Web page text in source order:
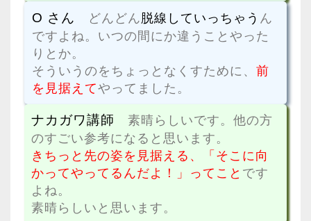
O さん どんどん脱線していっちゃう ん
ですよね。いつの間にか違うことやった
りとか。
そういうのをちょっとなくすために、 前
を見据えてやってました。
ナカガワ講師 素晴らしいです。他の方
のすごい参考になると思います。
きちっと先の姿を見据える、「そこに向
かってやってるんだよ！」ってこと です
よね。
素晴らしいと思います。